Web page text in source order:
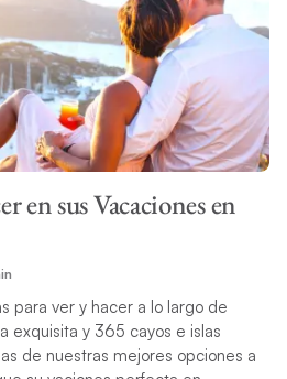
en sus Vacaciones en
para ver y hacer a lo largo de
exquisita y 365 cayos e islas
de nuestras mejores opciones a